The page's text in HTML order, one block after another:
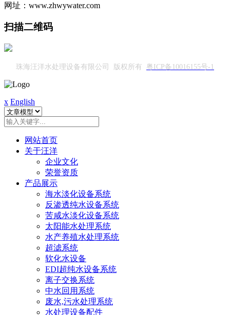
网址：www.zhwywater.com
扫描二维码
珠海汪洋水处理设备有限公司 版权所有 粤ICP备10016155号-1
x English
网站首页
关于汪洋
企业文化
荣誉资质
产品展示
海水淡化设备系统
反渗透纯水设备系统
苦咸水淡化设备系统
太阳能水处理系统
水产养殖水处理系统
超滤系统
软化水设备
EDI超纯水设备系统
离子交换系统
中水回用系统
废水,污水处理系统
水处理设备配件